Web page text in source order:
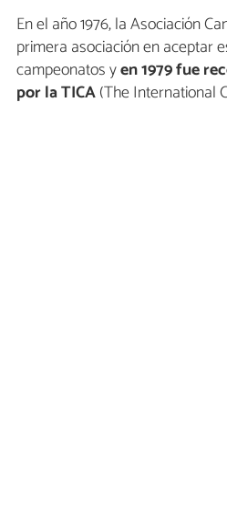
En el año 1976, la Asociación
primera asociación en aceptar
campeonatos yen 1979 fue
por la TICA(The International